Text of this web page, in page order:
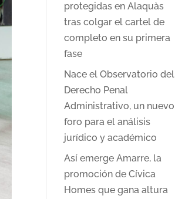
protegidas en Alaquàs
tras colgar el cartel de
completo en su primera
fase
Nace el Observatorio del
Derecho Penal
Administrativo, un nuevo
foro para el análisis
jurídico y académico
Así emerge Amarre, la
promoción de Cívica
Homes que gana altura